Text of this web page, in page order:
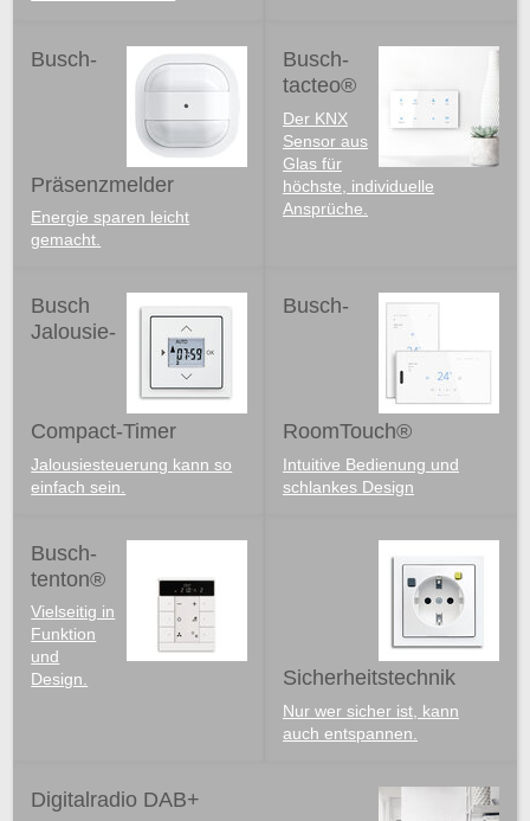
Busch-
Präsenzmelder
Energie sparen leicht
gemacht.
Busch-
tacteo®
Der KNX
Sensor aus
Glas für
höchste, individuelle
Ansprüche.
Busch
Jalousie-
Compact-Timer
Jalousiesteuerung kann so
einfach sein.
Busch-
RoomTouch®
Intuitive Bedienung und
schlankes Design
Busch-
tenton®
Vielseitig in
Funktion
und
Design.
Sicherheitstechnik
Nur wer sicher ist, kann
auch entspannen.
Digitalradio DAB+